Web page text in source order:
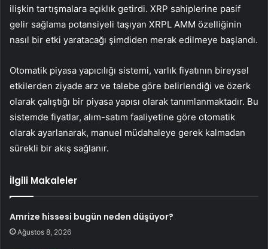
ilişkin tartışmalara açıklık getirdi. XRP sahiplerine pasif
gelir sağlama potansiyeli taşıyan XRPL AMM özelliğinin
nasıl bir etki yaratacağı şimdiden merak edilmeye başlandı.
Otomatik piyasa yapıcılığı sistemi, varlık fiyatının bireysel
etkilerden ziyade arz ve talebe göre belirlendiği ve özerk
olarak çalıştığı bir piyasa yapısı olarak tanımlanmaktadır. Bu
sistemde fiyatlar, alım-satım faaliyetine göre otomatik
olarak ayarlanarak, manuel müdahaleye gerek kalmadan
sürekli bir akış sağlanır.
İlgili Makaleler
Amrize hissesi bugün neden düşüyor?
Ağustos 8, 2026